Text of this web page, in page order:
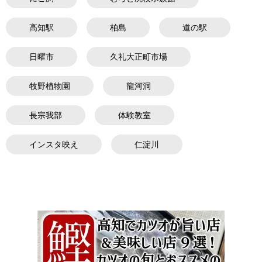
高知駅 柏島 道の駅
日曜市 久礼大正町市場
牧野植物園 龍河洞
長宗我部 体験教室
インスタ映え 仁淀川